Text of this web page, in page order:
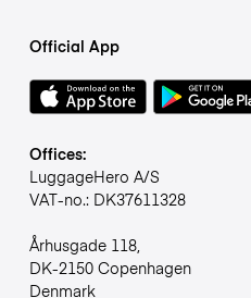
Official App
Offices:
LuggageHero A/S
VAT-no.: DK37611328
Århusgade 118,
DK-2150 Copenhagen
Denmark